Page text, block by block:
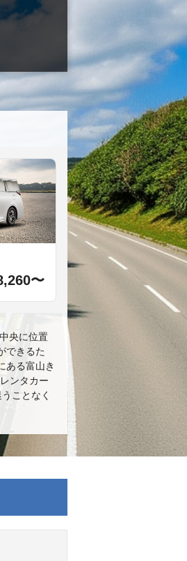
〜
央に位置
できるた
ある富山き
ンタカー
ことなく